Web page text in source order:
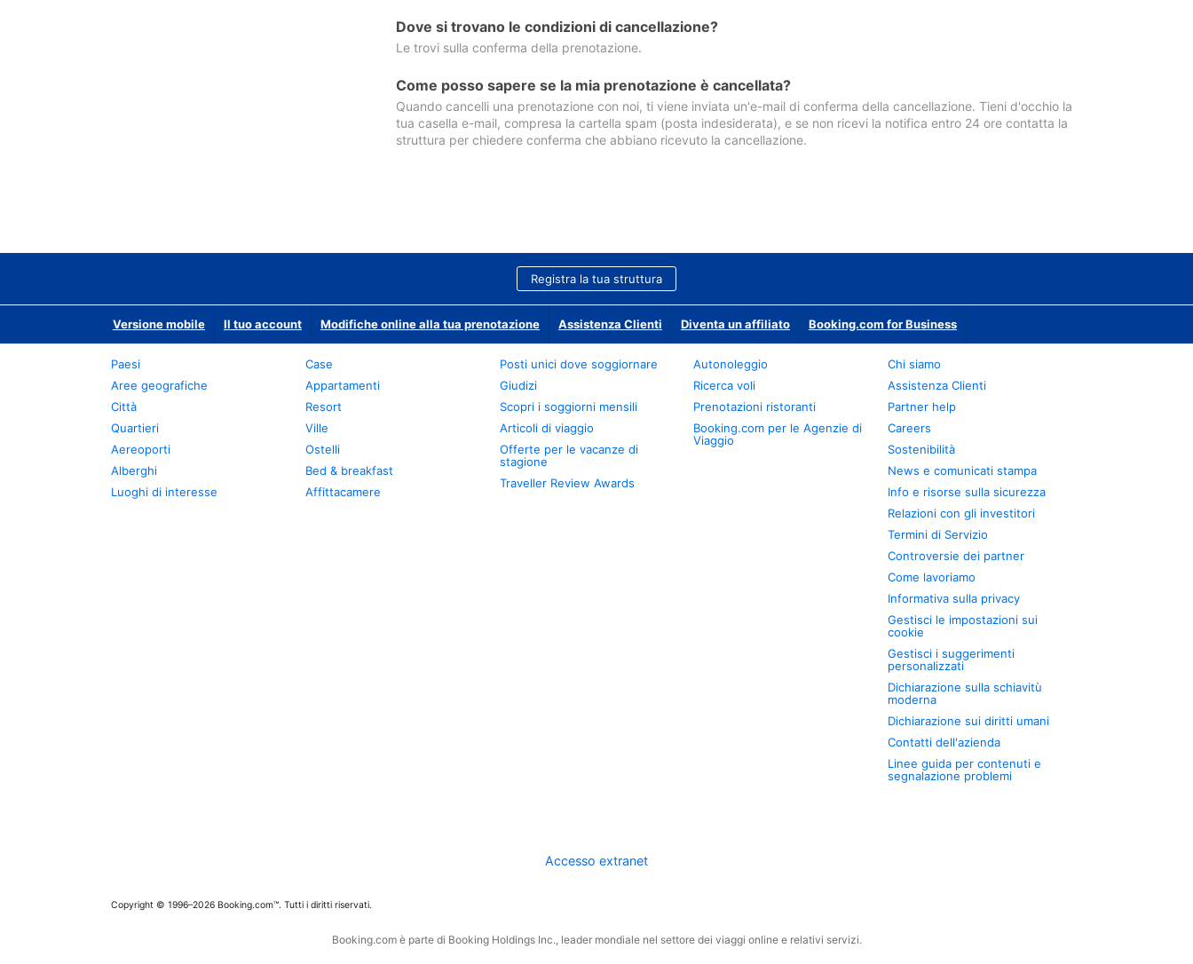
Dove si trovano le condizioni di cancellazione?
Le trovi sulla conferma della prenotazione.
Come posso sapere se la mia prenotazione è cancellata?
Quando cancelli una prenotazione con noi, ti viene inviata un'e-mail di conferma della cancellazione. Tieni d'occhio la
tua casella e-mail, compresa la cartella spam (posta indesiderata), e se non ricevi la notifica entro 24 ore contatta la
struttura per chiedere conferma che abbiano ricevuto la cancellazione.
Registra la tua struttura
Versione mobile Il tuo account Modifiche online alla tua prenotazione Assistenza Clienti Diventa un affiliato Booking.com for Business
Paesi
Aree geografiche
Città
Quartieri
Aereoporti
Alberghi
Luoghi di interesse
Case
Appartamenti
Resort
Ville
Ostelli
Bed & breakfast
Affittacamere
Posti unici dove soggiornare
Giudizi
Scopri i soggiorni mensili
Articoli di viaggio
Offerte per le vacanze di
stagione
Traveller Review Awards
Autonoleggio
Ricerca voli
Prenotazioni ristoranti
Booking.com per le Agenzie di
Viaggio
Chi siamo
Assistenza Clienti
Partner help
Careers
Sostenibilità
News e comunicati stampa
Info e risorse sulla sicurezza
Relazioni con gli investitori
Termini di Servizio
Controversie dei partner
Come lavoriamo
Informativa sulla privacy
Gestisci le impostazioni sui
cookie
Gestisci i suggerimenti
personalizzati
Dichiarazione sulla schiavitù
moderna
Dichiarazione sui diritti umani
Contatti dell'azienda
Linee guida per contenuti e
segnalazione problemi
Accesso extranet
Copyright © 1996–2026 Booking.com™. Tutti i diritti riservati.
Booking.com è parte di Booking Holdings Inc., leader mondiale nel settore dei viaggi online e relativi servizi.